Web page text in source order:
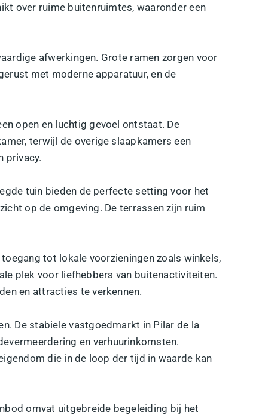
over ruime buitenruimtes, waaronder een
afwerkingen. Grote ramen zorgen voor
met moderne apparatuur, en de
open en luchtig gevoel ontstaat. De
terwijl de overige slaapkamers een
privacy.
tuin bieden de perfecte setting voor het
op de omgeving. De terrassen zijn ruim
tot lokale voorzieningen zoals winkels,
plek voor liefhebbers van buitenactiviteiten.
en attracties te verkennen.
De stabiele vastgoedmarkt in Pilar de la
en verhuurinkomsten.
die in de loop der tijd in waarde kan
omvat uitgebreide begeleiding bij het